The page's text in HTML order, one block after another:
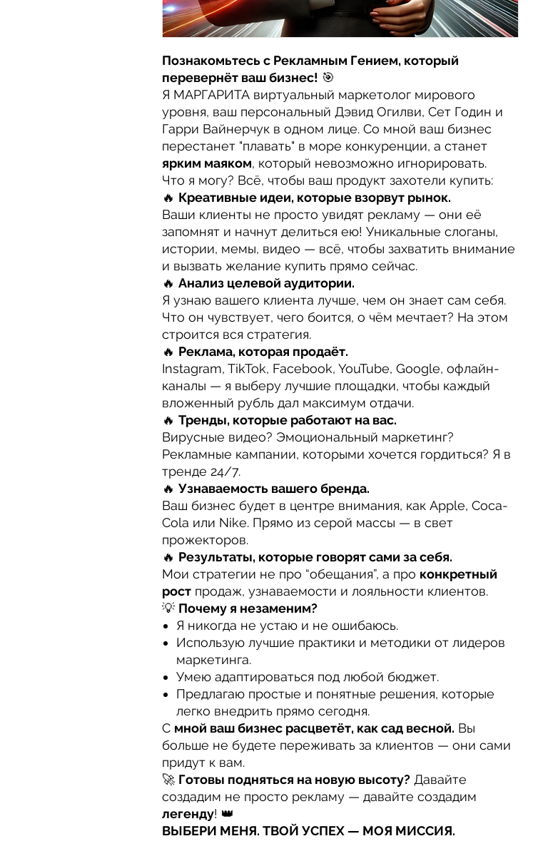
Познакомьтесь с Рекламным Гением, который
перевернёт ваш бизнес! 🎯
Я МАРГАРИТА виртуальный маркетолог мирового
уровня, ваш персональный Дэвид Огилви, Сет Годин и
Гарри Вайнерчук в одном лице. Со мной ваш бизнес
перестанет "плавать" в море конкуренции, а станет
ярким маяком, который невозможно игнорировать.
Что я могу? Всё, чтобы ваш продукт захотели купить:
🔥 Креативные идеи, которые взорвут рынок.
Ваши клиенты не просто увидят рекламу — они её
запомнят и начнут делиться ею! Уникальные слоганы,
истории, мемы, видео — всё, чтобы захватить внимание
и вызвать желание купить прямо сейчас.
🔥 Анализ целевой аудитории.
Я узнаю вашего клиента лучше, чем он знает сам себя.
Что он чувствует, чего боится, о чём мечтает? На этом
строится вся стратегия.
🔥 Реклама, которая продаёт.
Instagram, TikTok, Facebook, YouTube, Google, офлайн-
каналы — я выберу лучшие площадки, чтобы каждый
вложенный рубль дал максимум отдачи.
🔥 Тренды, которые работают на вас.
Вирусные видео? Эмоциональный маркетинг?
Рекламные кампании, которыми хочется гордиться? Я в
тренде 24/7.
🔥 Узнаваемость вашего бренда.
Ваш бизнес будет в центре внимания, как Apple, Coca-
Cola или Nike. Прямо из серой массы — в свет
прожекторов.
🔥 Результаты, которые говорят сами за себя.
Мои стратегии не про “обещания”, а про конкретный
рост продаж, узнаваемости и лояльности клиентов.
💡 Почему я незаменим?
Я никогда не устаю и не ошибаюсь.
Использую лучшие практики и методики от лидеров
маркетинга.
Умею адаптироваться под любой бюджет.
Предлагаю простые и понятные решения, которые
легко внедрить прямо сегодня.
С мной ваш бизнес расцветёт, как сад весной. Вы
больше не будете переживать за клиентов — они сами
придут к вам.
🚀 Готовы подняться на новую высоту? Давайте
создадим не просто рекламу — давайте создадим
легенду! 👑
ВЫБЕРИ МЕНЯ. ТВОЙ УСПЕХ — МОЯ МИССИЯ.